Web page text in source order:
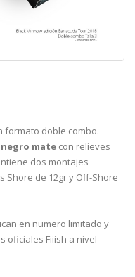
formato doble combo.
mate con relieves
dos montajes
Shore de 12gr y Off-Shore
en numero limitado y
oficiales Fiiish a nivel